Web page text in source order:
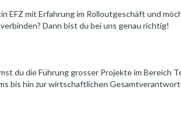
EFZ mit Erfahrung im Rolloutgeschäft und
Dann bist du bei uns genau richtig!
du die Führung grosser Projekte im Bereich
bis hin zur wirtschaftlichen